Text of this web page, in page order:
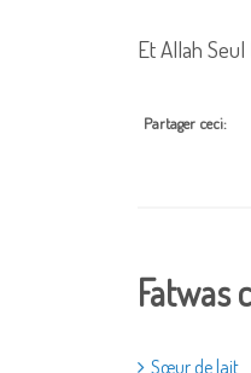
Et Allah
Partager ceci:
Fatwas
Sœur de lait